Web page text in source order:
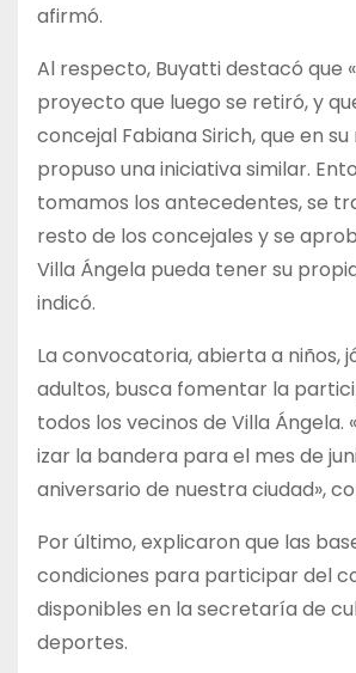
afirmó.
Al respecto, Buyatti destacó que
proyecto que luego se retiró, y
concejal Fabiana Sirich, que en
propuso una iniciativa similar.
tomamos los antecedentes, se
resto de los concejales y se
Villa Ángela pueda tener su
indicó.
La convocatoria, abierta a niños,
adultos, busca fomentar la
todos los vecinos de Villa Ángela.
izar la bandera para el mes de
aniversario de nuestra ciudad»,
Por último, explicaron que las
condiciones para participar del
disponibles en la secretaría de
deportes.